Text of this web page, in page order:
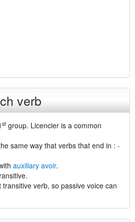
verb
st group. Licencier is a common
same way that verbs that end in : -
auxiliary avoir.
verb, so passive voice can